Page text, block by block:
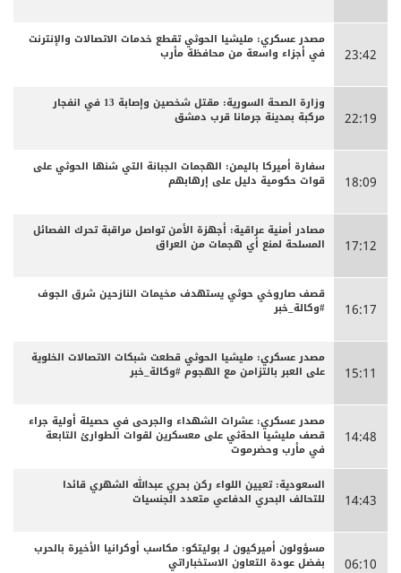
23:42
مصدر عسكري: مليشيا الحوثي تقطع خدمات الاتصالات والإنترنت
في أجزاء واسعة من محافظة مأرب
22:19
وزارة الصحة السورية: مقتل شخصين وإصابة 13 في انفجار
مركبة بمدينة جرمانا قرب دمشق
18:09
سفارة أميركا باليمن: الهجمات الجبانة التي شنها الحوثي على
قوات حكومية دليل على إرهابهم
17:12
مصادر أمنية عراقية: أجهزة الأمن تواصل مراقبة تحرك الفصائل
المسلحة لمنع أي هجمات من العراق
16:17
قصف صاروخي حوثي يستهدف مخيمات النازحين شرق الجوف
#وكالة_خبر
15:11
مصدر عسكري: مليشيا الحوثي قطعت شبكات الاتصالات الخلوية
على العبر بالتزامن مع الهجوم #وكالة_خبر
14:48
مصدر عسكري: عشرات الشهداء والجرحى ‏في حصيلة أولية جراء
قصف مليشيا الحةثي على معسكرين لقوات الطوارئ التابعة
في مأرب وحضرموت
14:43
السعودية: تعيين اللواء ركن بحري عبدالله الشهري قائدا
للتحالف البحري الدفاعي متعدد الجنسيات
06:10
مسؤولون أميركيون لـ بوليتكو: مكاسب أوكرانيا الأخيرة بالحرب
بفضل عودة التعاون الاستخباراتي